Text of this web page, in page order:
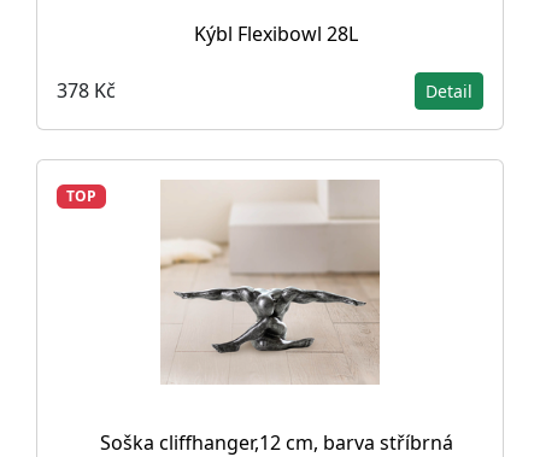
Kýbl Flexibowl 28L
378 Kč Detail
TOP
Soška cliffhanger,12 cm, barva stříbrná